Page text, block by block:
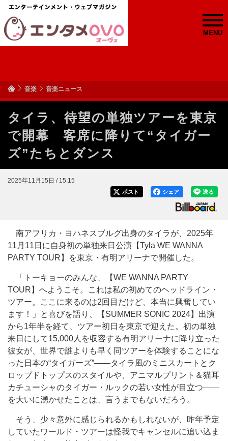
MENU
音楽 音楽ニュース
タイラ、待望の単独ツアーを東京
で開幕 客席に降りて“タイガー
ズ”たちとダンス
2025年11月15日 / 15:15
送る
シェア
ポスト
南アフリカ・ヨハネスブルグ出身のタイラが、2025年
11月11日に自身初の単独来日公演【Tyla WE WANNA
PARTY TOUR】を東京・有明アリーナで開催した。
「トーキョーのみんな、【WE WANNA PARTY
TOUR】へようこそ。これは私の初めてのヘッドライン・
ツアー。ここに来るのは2回目だけど、本当に興奮してい
ます！」と喜びを語り、【SUMMER SONIC 2024】出演
から1年半を経て、ツアー初日を東京で迎えた。初の単独
来日にして15,000人を収容する有明アリーナに降り立った
彼女が、世界で誰よりも早く同ツアーを体験することにな
った日本の“タイガーズ”――タイラ風のミニスカートとク
ロップドトップスのスタイルや、アニマルプリント＆猫耳
カチューシャのタイガー・ルックの若い女性が目立つ――
を大いに湧かせたことは、言うまでもないだろう。
そう、少々意外に感じられるかもしれないが、昨年予定
していたワールド・ツアーは怪我でキャンセルに追い込ま